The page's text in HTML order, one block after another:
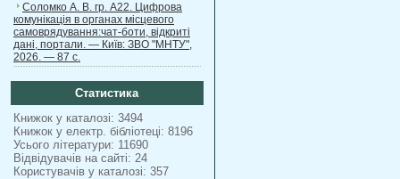
Соломко А. В. гр. А22. Цифрова
комунікація в органах місцевого
самоврядування:чат-боти, відкриті
дані, портали. — Київ: ЗВО "МНТУ",
2026. — 87 с.
Статистика
Книжок у каталозі: 3494
Книжок у електр. бібліотеці: 8196
Усього літератури: 11690
Відвідувачів на сайті: 24
Користувачів у каталозі: 357